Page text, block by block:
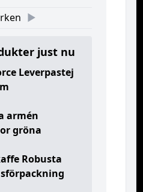
just nu
Leverpastej
armén
gröna
Robusta